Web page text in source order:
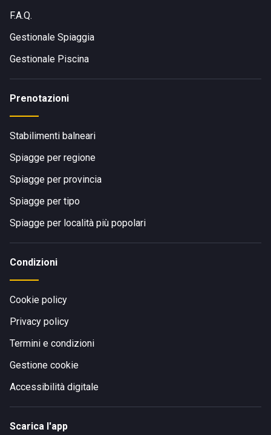
F.A.Q.
Gestionale Spiaggia
Gestionale Piscina
Prenotazioni
Stabilimenti balneari
Spiagge per regione
Spiagge per provincia
Spiagge per tipo
Spiagge per località più popolari
Condizioni
Cookie policy
Privacy policy
Termini e condizioni
Gestione cookie
Accessibilità digitale
Scarica l'app